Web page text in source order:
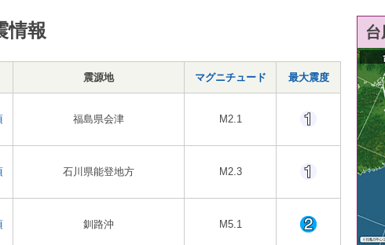
情報
震源地 マグニチュード 最大震度
福島県会津 M2.1
石川県能登地方 M2.3
釧路沖 M5.1